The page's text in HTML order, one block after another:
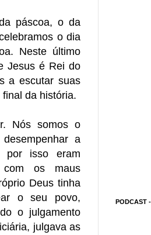
páscoa, o da
o dia
Neste último
Jesus é Rei do
a escutar suas
da história.
Nós somos o
a
por isso eram
com os maus
Deus tinha
o seu povo,
o julgamento
julgava as
PODCAST